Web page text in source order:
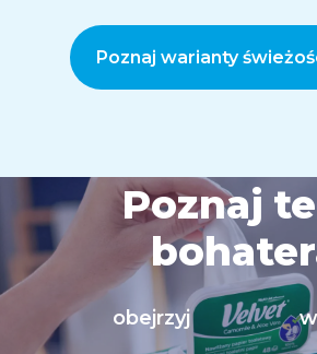
Poznaj warianty
Poznaj
obejrzyj